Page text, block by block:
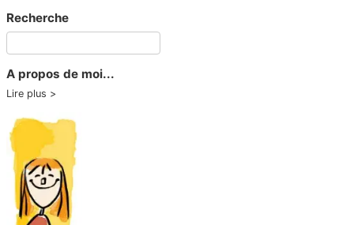
Recherche
A propos de moi...
Lire plus